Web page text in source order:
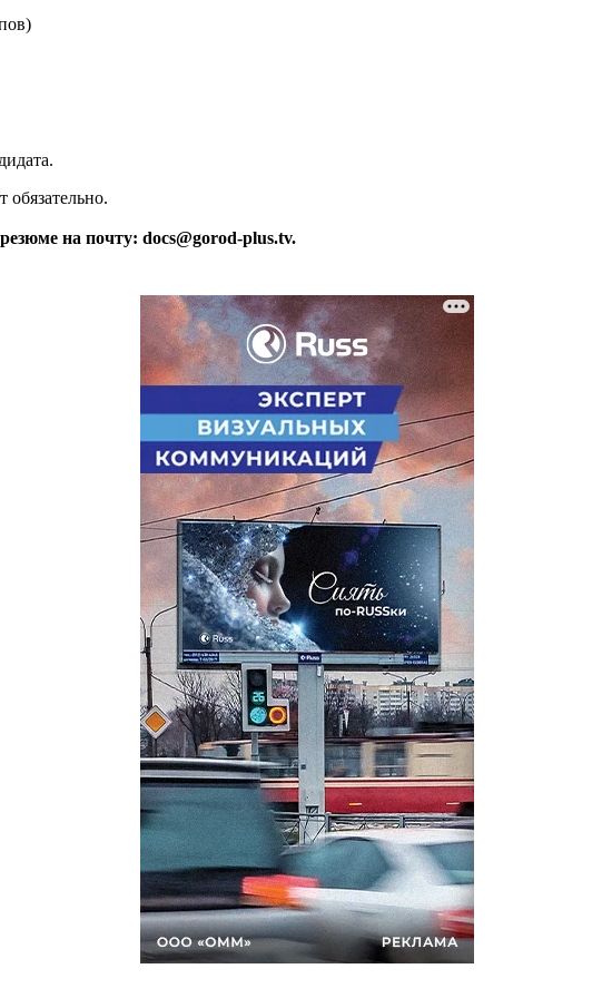
на почту: docs@gorod-plus.tv.